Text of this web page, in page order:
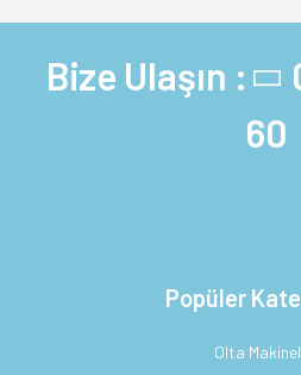
Bize Ulaşın :
60
Popüler
Olta